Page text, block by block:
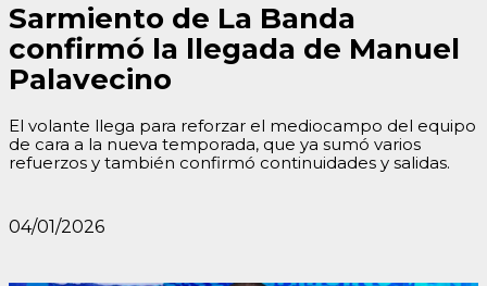
Sarmiento de La Banda
confirmó la llegada de Manuel
Palavecino
El volante llega para reforzar el mediocampo del equipo
de cara a la nueva temporada, que ya sumó varios
refuerzos y también confirmó continuidades y salidas.
04/01/2026